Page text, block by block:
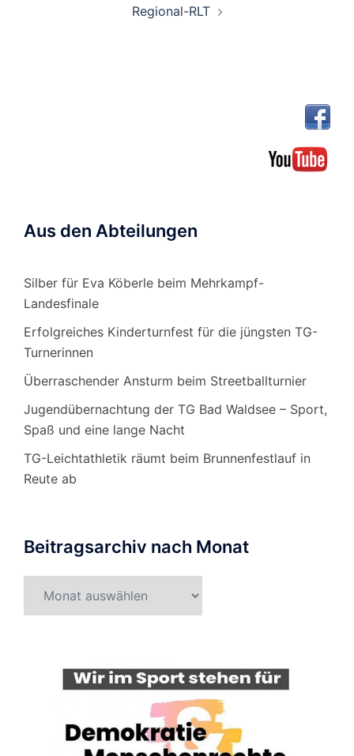
Regional-RLT
Aus den Abteilungen
Silber für Eva Köberle beim Mehrkampf-
Landesfinale
Erfolgreiches Kinderturnfest für die jüngsten TG-
Turnerinnen
Überraschender Ansturm beim Streetballturnier
Jugendübernachtung der TG Bad Waldsee – Sport,
Spaß und eine lange Nacht
TG-Leichtathletik räumt beim Brunnenfestlauf in
Reute ab
Beitragsarchiv nach Monat